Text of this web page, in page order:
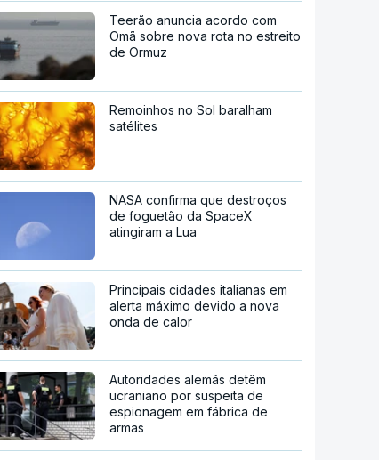
Teerão anuncia acordo com
Omã sobre nova rota no estreito
de Ormuz
Remoinhos no Sol baralham
satélites
NASA confirma que destroços
de foguetão da SpaceX
atingiram a Lua
Principais cidades italianas em
alerta máximo devido a nova
onda de calor
Autoridades alemãs detêm
ucraniano por suspeita de
espionagem em fábrica de
armas